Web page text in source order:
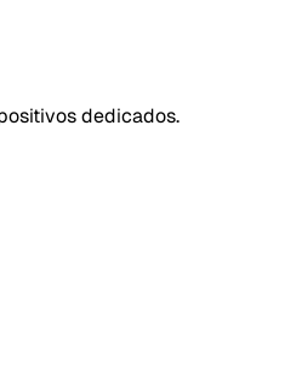
dedicados.